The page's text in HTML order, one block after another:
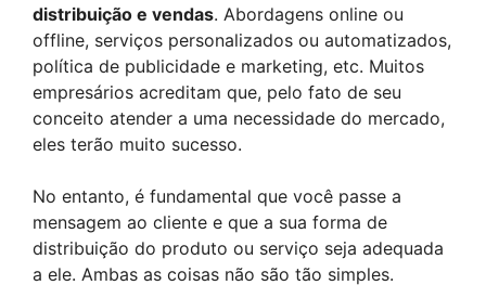
distribuição e vendas. Abordagens online ou
offline, serviços personalizados ou automatizados,
política de publicidade e marketing, etc. Muitos
empresários acreditam que, pelo fato de seu
conceito atender a uma necessidade do mercado,
eles terão muito sucesso.
No entanto, é fundamental que você passe a
mensagem ao cliente e que a sua forma de
distribuição do produto ou serviço seja adequada
a ele. Ambas as coisas não são tão simples.